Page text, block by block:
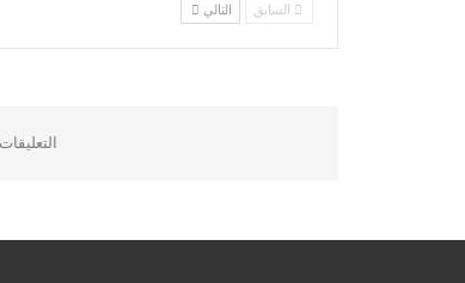
السابق التالي